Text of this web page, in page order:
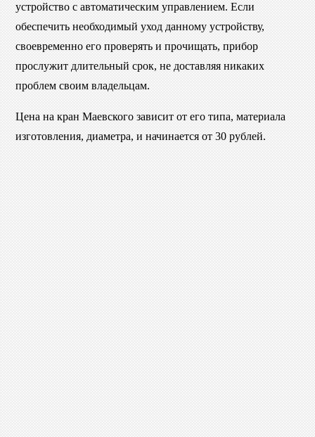
устройство с автоматическим управлением. Если
обеспечить необходимый уход данному устройству,
своевременно его проверять и прочищать, прибор
прослужит длительный срок, не доставляя никаких
проблем своим владельцам.
Цена на кран Маевского зависит от его типа, материала
изготовления, диаметра, и начинается от 30 рублей.